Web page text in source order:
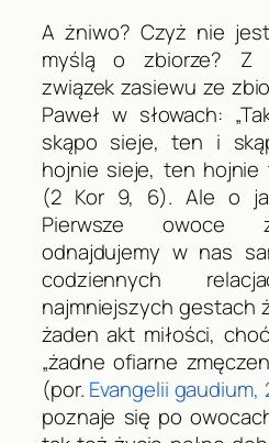
A żniwo? Czyż nie
myślą o zbiorze? Z
związek zasiewu ze
Paweł w słowach:
skąpo sieje, ten i
hojnie sieje, ten hojnie
(2 Kor9, 6). Ale o
Pierwsze owoce
odnajdujemy w nas
codziennych
najmniejszych gestach
żaden akt miłości,
„żadne ofiarne
(por. Evangelii gaudium,
poznaje się po